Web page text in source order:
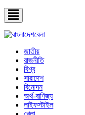
জাতীয়
রাজনীতি
বিশ্ব
সারাদেশ
বিনোদন
অর্থ-বাণিজ্য
লাইফস্টাইল